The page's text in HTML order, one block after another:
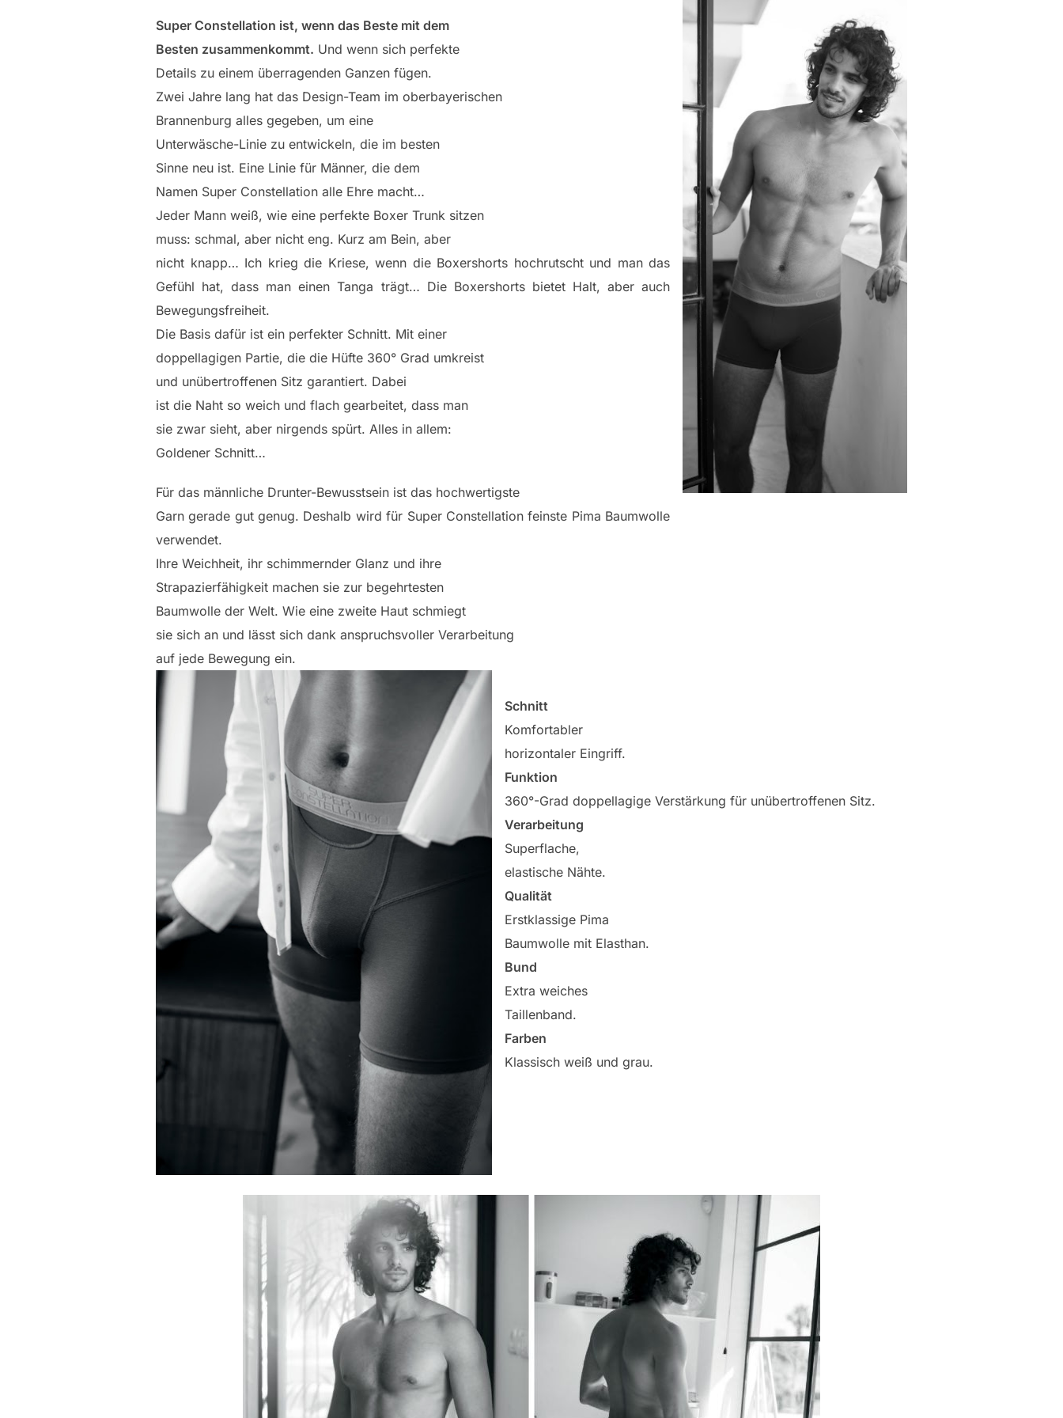
Super Constellation ist, wenn das Beste mit dem
Besten zusammenkommt. Und wenn sich perfekte
Details zu einem überragenden Ganzen fügen.
Zwei Jahre lang hat das Design-Team im oberbayerischen
Brannenburg alles gegeben, um eine
Unterwäsche-Linie zu entwickeln, die im besten
Sinne neu ist. Eine Linie für Männer, die dem
Namen Super Constellation alle Ehre macht…
Jeder Mann weiß, wie eine perfekte Boxer Trunk sitzen
muss: schmal, aber nicht eng. Kurz am Bein, aber
nicht knapp… Ich krieg die Kriese, wenn die Boxershorts hochrutscht und man das
Gefühl hat, dass man einen Tanga trägt… Die Boxershorts bietet Halt, aber auch
Bewegungsfreiheit.
Die Basis dafür ist ein perfekter Schnitt. Mit einer
doppellagigen Partie, die die Hüfte 360° Grad umkreist
und unübertroffenen Sitz garantiert. Dabei
ist die Naht so weich und flach gearbeitet, dass man
sie zwar sieht, aber nirgends spürt. Alles in allem:
Goldener Schnitt…
Für das männliche Drunter-Bewusstsein ist das hochwertigste
Garn gerade gut genug. Deshalb wird für Super Constellation feinste Pima Baumwolle
verwendet.
Ihre Weichheit, ihr schimmernder Glanz und ihre
Strapazierfähigkeit machen sie zur begehrtesten
Baumwolle der Welt. Wie eine zweite Haut schmiegt
sie sich an und lässt sich dank anspruchsvoller Verarbeitung
auf jede Bewegung ein.
Schnitt
Komfortabler
horizontaler Eingriff.
Funktion
360°-Grad doppellagige Verstärkung für unübertroffenen Sitz.
Verarbeitung
Superflache,
elastische Nähte.
Qualität
Erstklassige Pima
Baumwolle mit Elasthan.
Bund
Extra weiches
Taillenband.
Farben
Klassisch weiß und grau.